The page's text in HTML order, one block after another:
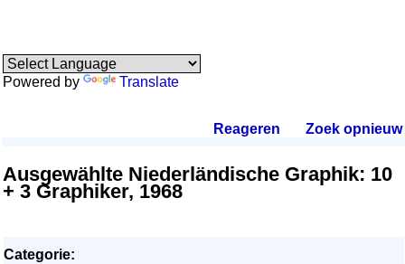
Powered by Translate
Reageren Zoek opnieuw.
Ausgewählte Niederländische Graphik: 10
+ 3 Graphiker, 1968
Categorie: